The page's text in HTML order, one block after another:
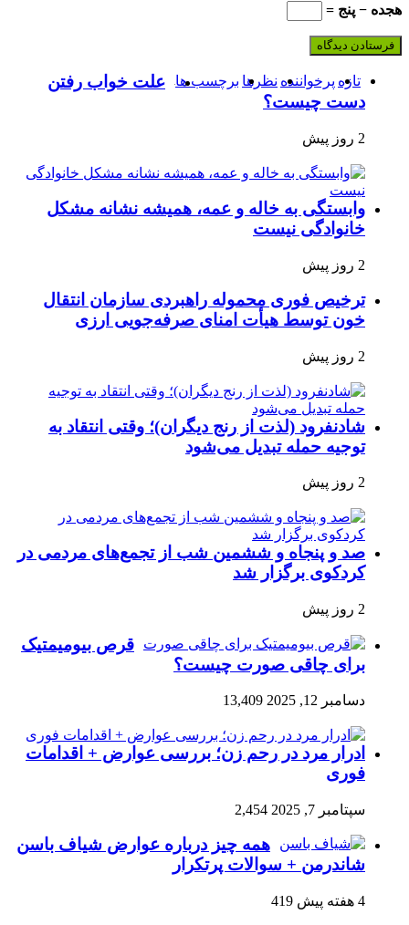
هجده − پنج =
تازه پرخواننده نظرها برچسب ها
علت خواب رفتن
دست چیست؟
2 روز پیش
وابستگی به خاله و عمه، همیشه نشانه مشکل
خانوادگی نیست
2 روز پیش
ترخیص فوری محموله راهبردی سازمان انتقال
خون توسط هیأت امنای صرفه‌جویی ارزی
2 روز پیش
شادنفرود (لذت از رنج دیگران)؛ وقتی انتقاد به
توجیه حمله تبدیل می‌شود
2 روز پیش
صد و پنجاه‌ و ششمین شب از تجمع‌های مردمی در
کردکوی برگزار شد
2 روز پیش
قرص بیومیمتیک
برای چاقی صورت چیست؟
دسامبر 12, 2025 13,409
ادرار مرد در رحم زن؛ بررسی عوارض + اقدامات
فوری
سپتامبر 7, 2025 2,454
همه چیز درباره عوارض شیاف باسن
شاندرمن + سوالات پرتکرار
4 هفته پیش 419